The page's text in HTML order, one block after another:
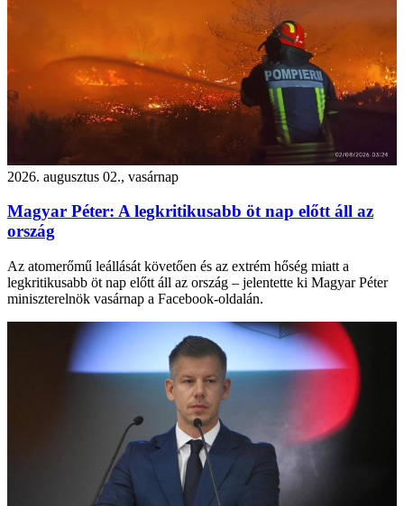
2026. augusztus 02., vasárnap
Magyar Péter: A legkritikusabb öt nap előtt áll az
ország
Az atomerőmű leállását követően és az extrém hőség miatt a
legkritikusabb öt nap előtt áll az ország – jelentette ki Magyar Péter
miniszterelnök vasárnap a Facebook-oldalán.